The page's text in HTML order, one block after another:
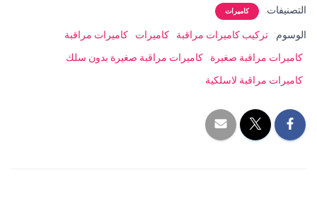
التصنيفات: كاميرات
الوسوم: تركيب كاميرات مراقبة كاميرات
كاميرات مراقبة
كاميرات مراقبة صغيرة
كاميرات مراقبة صغيرة بدون سلك
كاميرات مراقبة لاسلكية